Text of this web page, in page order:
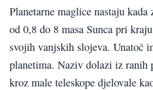
Planetarne maglice nastaju
od 0,8 do 8 masa Sunca pri
svojih vanjskih slojeva. Unatoč
planetima. Naziv dolazi iz ranih
kroz male teleskope djelovale